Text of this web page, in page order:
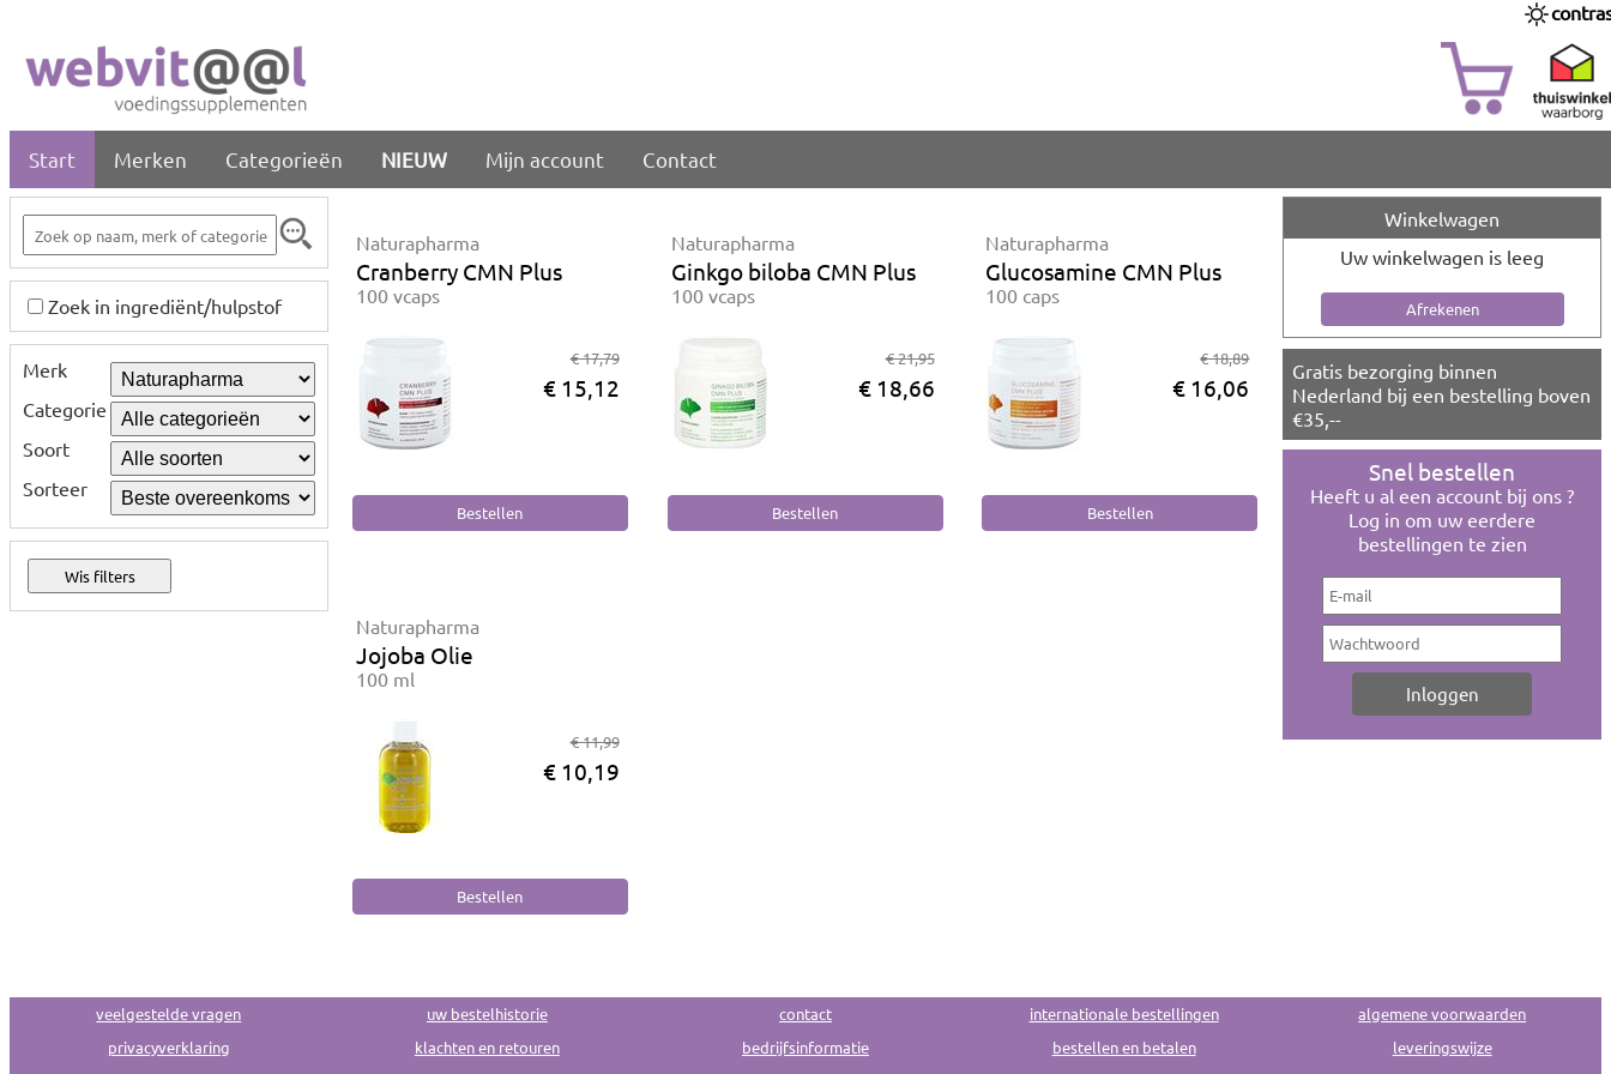
Start Merken Categorieën NIEUW Mijn account Contact
Zoek in ingrediënt/hulpstof
Merk
Categorie
Soort
Sorteer
Naturapharma
Cranberry CMN Plus
100 vcaps
€ 17,79
€ 15,12
Naturapharma
Ginkgo biloba CMN Plus
100 vcaps
€ 21,95
€ 18,66
Naturapharma
Glucosamine CMN Plus
100 caps
€ 18,89
€ 16,06
Naturapharma
Jojoba Olie
100 ml
€ 11,99
€ 10,19
Winkelwagen
Uw winkelwagen is leeg
Gratis bezorging binnen
Nederland bij een bestelling boven
€35,--
Snel bestellen
Heeft u al een account bij ons ?
Log in om uw eerdere
bestellingen te zien
veelgestelde vragen uw bestelhistorie contact internationale bestellingen
algemene voorwaarden
privacyverklaring
klachten en retouren bedrijfsinformatie bestellen en betalen
leveringswijze